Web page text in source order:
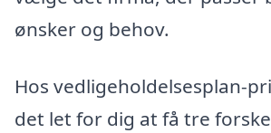
ønsker og behov.
Hos vedligeholdelsesplan-
det let for dig at få tre